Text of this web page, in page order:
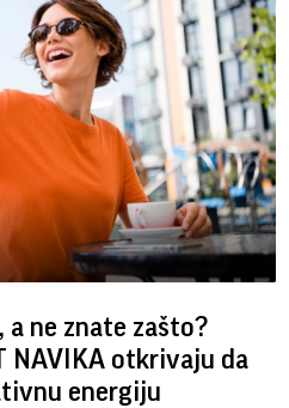
a ne znate zašto?
NAVIKA otkrivaju da
energiju